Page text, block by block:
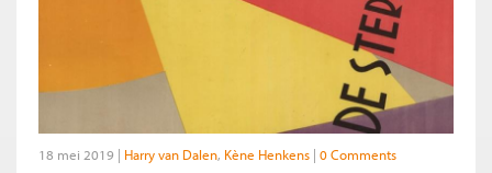
18 mei 2019 Harry van Dalen Kène Henkens 0 Comments